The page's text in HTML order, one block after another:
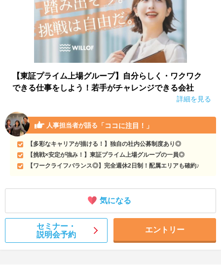
【東証プライム上場グループ】自分らしく・ワクワク
できる仕事をしよう！若手がチャレンジできる会社
詳細を見る
人事担当者が語る 「ココに注目！」
【多彩なキャリアが描ける！】独自の社内公募制度あり◎
【挑戦×安定が強み！】東証プライム上場グループの一員◎
【ワークライフバランス◎】完全週休2日制！配属エリアも確約♪
気になる
セミナー・
説明会予約
エントリー